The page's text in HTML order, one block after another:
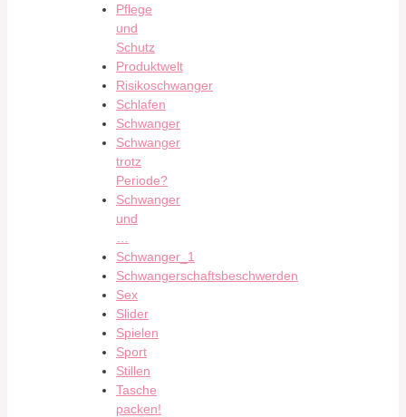
Pflege
und
Schutz
Produktwelt
Risikoschwanger
Schlafen
Schwanger
Schwanger
trotz
Periode?
Schwanger
und
Schwanger_1
Schwangerschaftsbeschwerden
Sex
Slider
Spielen
Sport
Stillen
Tasche
packen!